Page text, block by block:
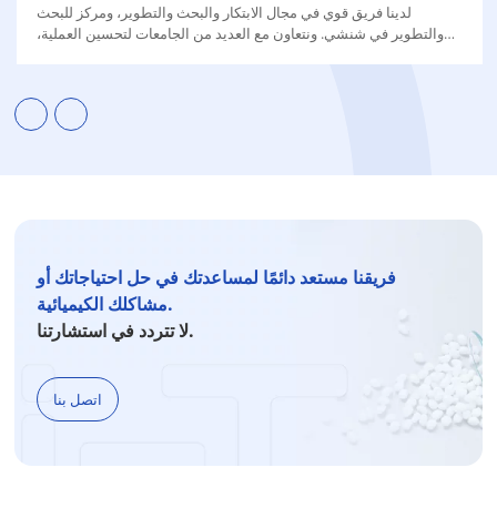
لدينا فريق قوي في مجال الابتكار والبحث والتطوير، ومركز للبحث
والتطوير في شنشي. ونتعاون مع العديد من الجامعات لتحسين العملية،
فريقنا مستعد دائمًا لمساعدتك في حل احتياجاتك أو
مشاكلك الكيميائية.
لا تتردد في استشارتنا.
اتصل بنا